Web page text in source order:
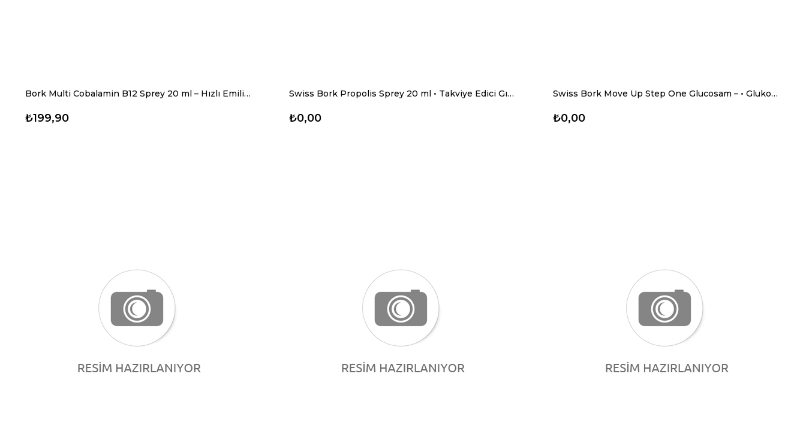
Bork Multi Cobalamin B12 Sprey 20 ml – Hızlı Emilim, 3 Aktif B12 Formu ile Enerji ve Kan Desteği
₺199,90
Swiss Bork Propolis Sprey 20 ml • Takviye Edici Gıda • Propolis Ekstresi • Ağız & Boğaz Konforu
₺0,00
Swiss Bork Move Up Step One Glucosam – • Glukozamin , Eklem ve Kıkırdak Desteği • 60 Tb
₺0,00